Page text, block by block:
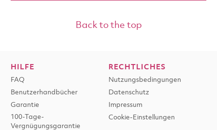
Back to the top
HILFE
FAQ
Benutzerhandbücher
Garantie
100-Tage-
Vergnügungsgarantie
RECHTLICHES
Nutzungsbedingungen
Datenschutz
Impressum
Cookie-Einstellungen